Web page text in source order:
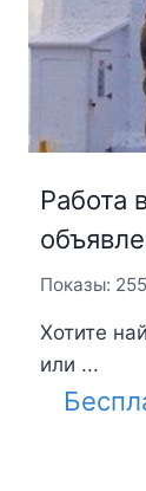
Работа
Показы:
Хотите
или ...